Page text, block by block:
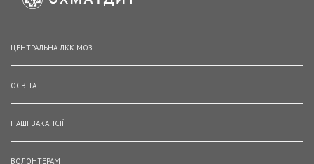
ЦЕНТРАЛЬНА ЛКК МОЗ
ОСВІТА
НАШІ ВАКАНСІЇ
ВОЛОНТЕРАМ